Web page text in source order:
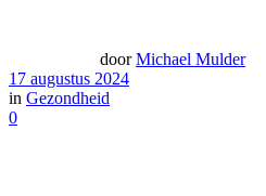
door Michael Mulder
17 augustus 2024
in Gezondheid
0